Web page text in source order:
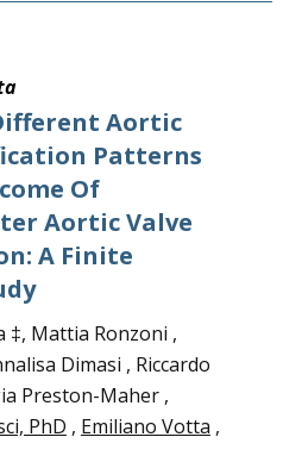
Aortic
Patterns
Of
Aortic Valve
A Finite
‡, Mattia Ronzoni ,
Dimasi , Riccardo
Preston-Maher ,
PhD , Emiliano Votta ,